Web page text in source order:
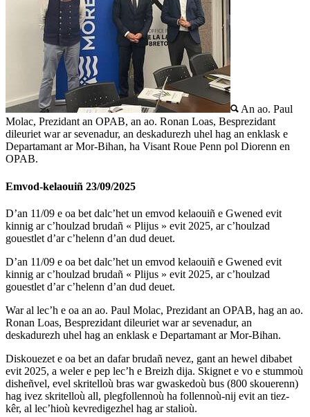
An ao. Paul
Molac, Prezidant an OPAB, an ao. Ronan Loas, Besprezidant
dileuriet war ar sevenadur, an deskadurezh uhel hag an enklask e
Departamant ar Mor-Bihan, ha Visant Roue Penn pol Diorenn en
OPAB.
Emvod-kelaouiñ 23/09/2025
D’an 11/09 e oa bet dalc’het un emvod kelaouiñ e Gwened evit
kinnig ar c’houlzad brudañ « Plijus » evit 2025, ar c’houlzad
gouestlet d’ar c’helenn d’an dud deuet.
D’an 11/09 e oa bet dalc’het un emvod kelaouiñ e Gwened evit
kinnig ar c’houlzad brudañ « Plijus » evit 2025, ar c’houlzad
gouestlet d’ar c’helenn d’an dud deuet.
War al lec’h e oa an ao. Paul Molac, Prezidant an OPAB, hag an ao.
Ronan Loas, Besprezidant dileuriet war ar sevenadur, an
deskadurezh uhel hag an enklask e Departamant ar Mor-Bihan.
Diskouezet e oa bet an dafar brudañ nevez, gant an hewel dibabet
evit 2025, a weler e pep lec’h e Breizh dija. Skignet e vo e stummoù
disheñvel, evel skritelloù bras war gwaskedoù bus (800 skouerenn)
hag ivez skritelloù all, plegfollennoù ha follennoù-nij evit an tiez-
kêr, al lec’hioù kevredigezhel hag ar stalioù.